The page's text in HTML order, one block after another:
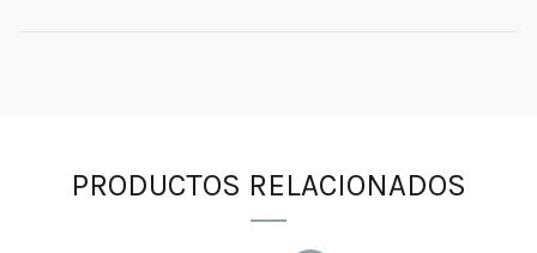
PRODUCTOS RELACIONADOS